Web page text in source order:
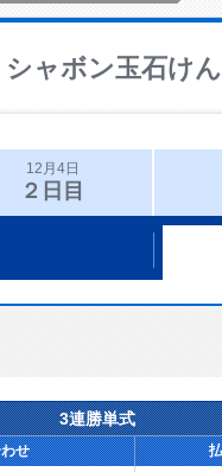
シャボン玉石け
12月4日
２日目
3連勝単式
せ